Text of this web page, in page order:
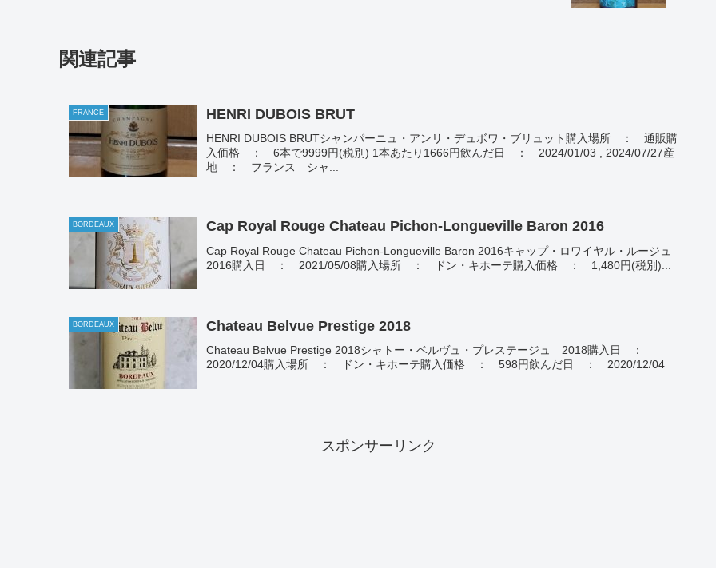
関連記事
FRANCE HENRI DUBOIS BRUT
HENRI DUBOIS BRUTシャンパーニュ・アンリ・デュボワ・ブリュット購入場所 ： 通販購
入価格 ： 6本で9999円(税別) 1本あたり1666円飲んだ日 ： 2024/01/03 , 2024/07/27産
地 ： フランス シャ...
BORDEAUX Cap Royal Rouge Chateau Pichon-Longueville Baron 2016
Cap Royal Rouge Chateau Pichon-Longueville Baron 2016キャップ・ロワイヤル・ルージュ
2016購入日 ： 2021/05/08購入場所 ： ドン・キホーテ購入価格 ： 1,480円(税別)...
BORDEAUX Chateau Belvue Prestige 2018
Chateau Belvue Prestige 2018シャトー・ベルヴュ・プレステージュ 2018購入日 ：
2020/12/04購入場所 ： ドン・キホーテ購入価格 ： 598円飲んだ日 ： 2020/12/04
スポンサーリンク